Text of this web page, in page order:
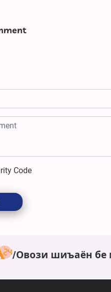
Code
Овози шиъаён бе